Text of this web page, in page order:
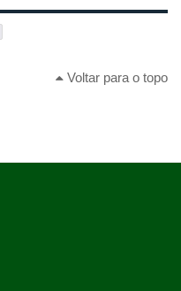
Voltar para o topo